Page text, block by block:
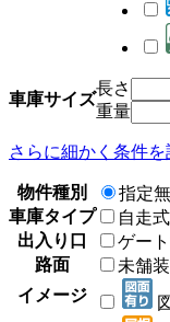
車庫サイズ
長さ
重量
さらに細かく条件
物件種別 指定
車庫タイプ
自走式
出入り口
ゲー
路面
未舗装
イメージ